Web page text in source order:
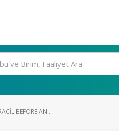
BEFORE AN...